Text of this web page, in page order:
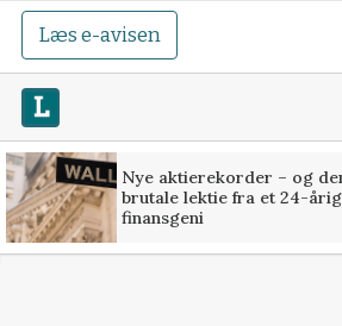
Læs e-avisen
Nye aktierekorder – og
brutale lektie fra et 24-
finansgeni